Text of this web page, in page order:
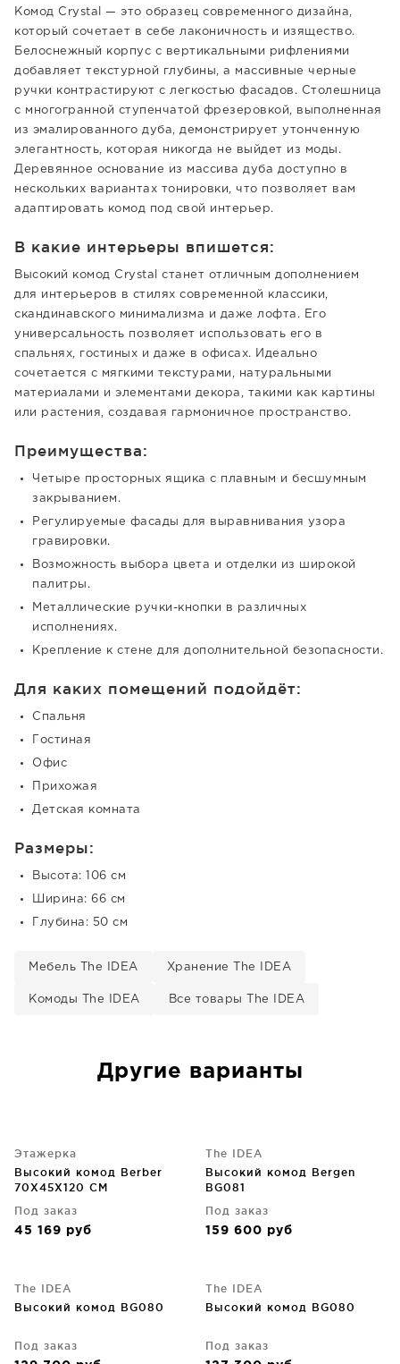
Комод Crystal — это образец современного дизайна,
который сочетает в себе лаконичность и изящество.
Белоснежный корпус с вертикальными рифлениями
добавляет текстурной глубины, а массивные черные
ручки контрастируют с легкостью фасадов. Столешница
с многогранной ступенчатой фрезеровкой, выполненная
из эмалированного дуба, демонстрирует утонченную
элегантность, которая никогда не выйдет из моды.
Деревянное основание из массива дуба доступно в
нескольких вариантах тонировки, что позволяет вам
адаптировать комод под свой интерьер.
В какие интерьеры впишется:
Высокий комод Crystal станет отличным дополнением
для интерьеров в стилях современной классики,
скандинавского минимализма и даже лофта. Его
универсальность позволяет использовать его в
спальнях, гостиных и даже в офисах. Идеально
сочетается с мягкими текстурами, натуральными
материалами и элементами декора, такими как картины
или растения, создавая гармоничное пространство.
Преимущества:
Четыре просторных ящика с плавным и бесшумным
закрыванием.
Регулируемые фасады для выравнивания узора
гравировки.
Возможность выбора цвета и отделки из широкой
палитры.
Металлические ручки-кнопки в различных
исполнениях.
Крепление к стене для дополнительной безопасности.
Для каких помещений подойдёт:
Спальня
Гостиная
Офис
Прихожая
Детская комната
Размеры:
Высота: 106 см
Ширина: 66 см
Глубина: 50 см
Мебель The IDEA Хранение The IDEA
Комоды The IDEA Все товары The IDEA
Другие варианты
Этажерка
Высокий комод Berber
70X45X120 CM
Под заказ
45 169 руб
The IDEA
Высокий комод Bergen
BG081
Под заказ
159 600 руб
The IDEA
Высокий комод BG080
Под заказ
The IDEA
Высокий комод BG080
Под заказ